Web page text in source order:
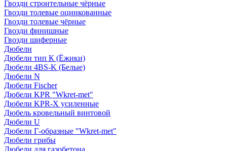
Гвозди строительные чёрные
Гвозди толевые оцинкованные
Гвозди толевые чёрные
Гвозди финишные
Гвозди шиферные
Дюбели
Дюбели тип К (Ёжики)
Дюбели 4BS-K (Белые)
Дюбели N
Дюбели Fischer
Дюбели KPR "Wkret-met"
Дюбели KPR-Х усиленные
Дюбель кровельный винтовой
Дюбели U
Дюбели Г-образные "Wkret-met"
Дюбели грибы
Дюбели для газобетона